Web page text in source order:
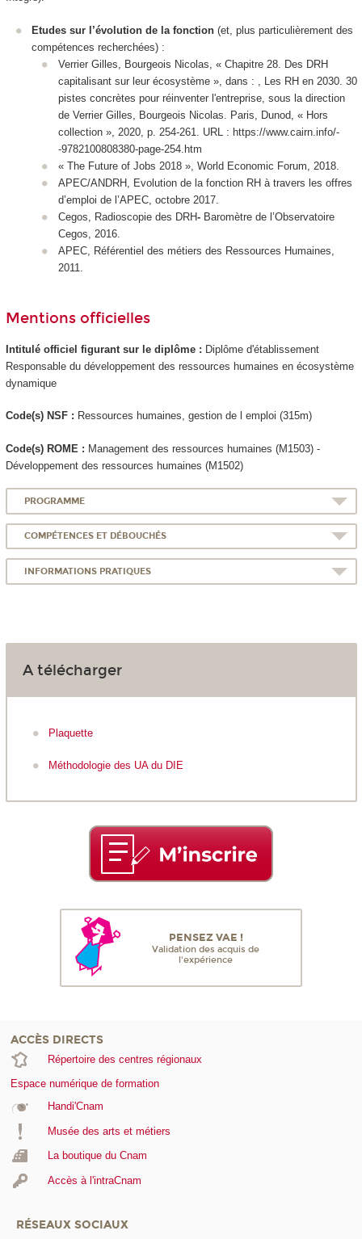
Etudes sur l’évolution de la fonction (et, plus particulièrement des
compétences recherchées) :
Verrier Gilles, Bourgeois Nicolas, « Chapitre 28. Des DRH
capitalisant sur leur écosystème », dans : , Les RH en 2030. 30
pistes concrètes pour réinventer l'entreprise, sous la direction
de Verrier Gilles, Bourgeois Nicolas. Paris, Dunod, « Hors
collection », 2020, p. 254-261. URL : https://www.cairn.info/-
-9782100808380-page-254.htm
« The Future of Jobs 2018 », World Economic Forum, 2018.
APEC/ANDRH, Evolution de la fonction RH à travers les offres
d’emploi de l’APEC, octobre 2017.
Cegos, Radioscopie des DRH- Baromètre de l’Observatoire
Cegos, 2016.
APEC, Référentiel des métiers des Ressources Humaines,
2011.
Mentions officielles
Intitulé officiel figurant sur le diplôme : Diplôme d'établissement
Responsable du développement des ressources humaines en écosystème
dynamique
Code(s) NSF : Ressources humaines, gestion de l emploi (315m)
Code(s) ROME : Management des ressources humaines (M1503) -
Développement des ressources humaines (M1502)
PROGRAMME
COMPÉTENCES ET DÉBOUCHÉS
INFORMATIONS PRATIQUES
A télécharger
Plaquette
Méthodologie des UA du DIE
PENSEZ VAE !
Validation des acquis de
l'expérience
ACCÈS DIRECTS
Répertoire des centres régionaux
Espace numérique de formation
Handi'Cnam
Musée des arts et métiers
La boutique du Cnam
Accès à l'intraCnam
RÉSEAUX SOCIAUX